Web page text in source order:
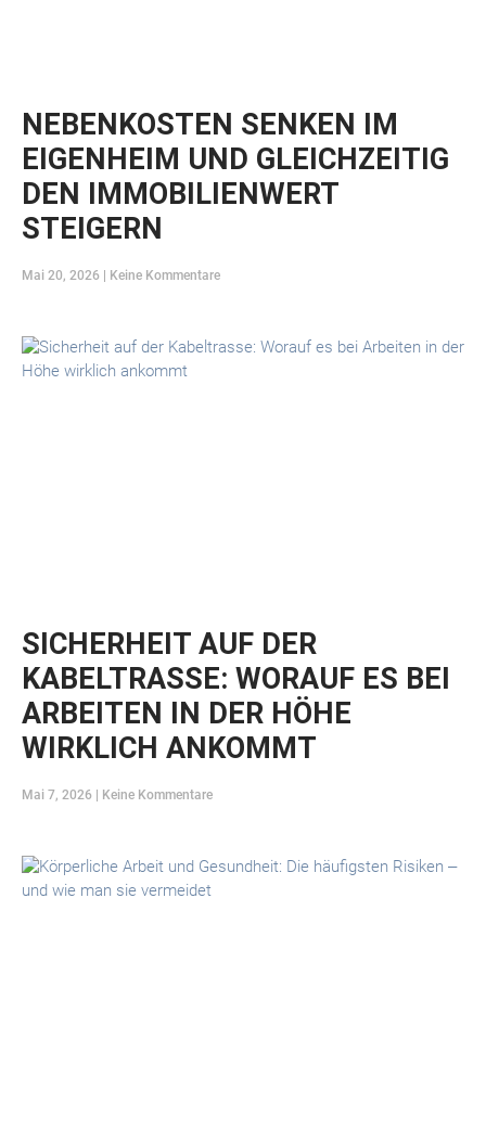
NEBENKOSTEN SENKEN IM
EIGENHEIM UND GLEICHZEITIG
DEN IMMOBILIENWERT
STEIGERN
Mai 20, 2026 Keine Kommentare
SICHERHEIT AUF DER
KABELTRASSE: WORAUF ES BEI
ARBEITEN IN DER HÖHE
WIRKLICH ANKOMMT
Mai 7, 2026 Keine Kommentare